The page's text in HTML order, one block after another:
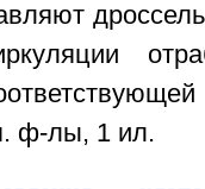
ф-лы, 1 ил.